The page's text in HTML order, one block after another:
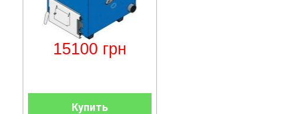
15100 грн
Купить